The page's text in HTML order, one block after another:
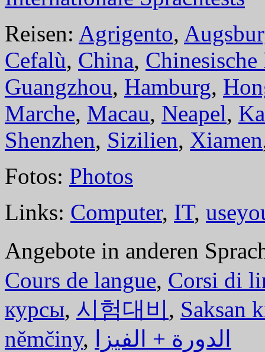
Reisen: Agrigento,
Cefalù, China, Chinesische
Guangzhou, Hamburg,
Marche, Macau, Neapel,
Shenzhen, Sizilien, Xiamen
Fotos: Photos
Links: Computer, IT,
Angebote in anderen
Cours de langue, Corsi di
курсы, 시험대비, Saksan
němčiny, الدورة + الفيزا